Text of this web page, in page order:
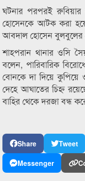
ঘটনার পরপরই
হোসেনকে আটক করা
আবদাল হোসেন বুলবুলের
শাহপরান থানার ওসি
বলেন, পারিবারিক
বোনকে দা দিয়ে কুপিয়ে
দেহে আঘাতের চিহ্ন
বাহির থেকে দরজা বন্ধ
Share Tweet
Messenger